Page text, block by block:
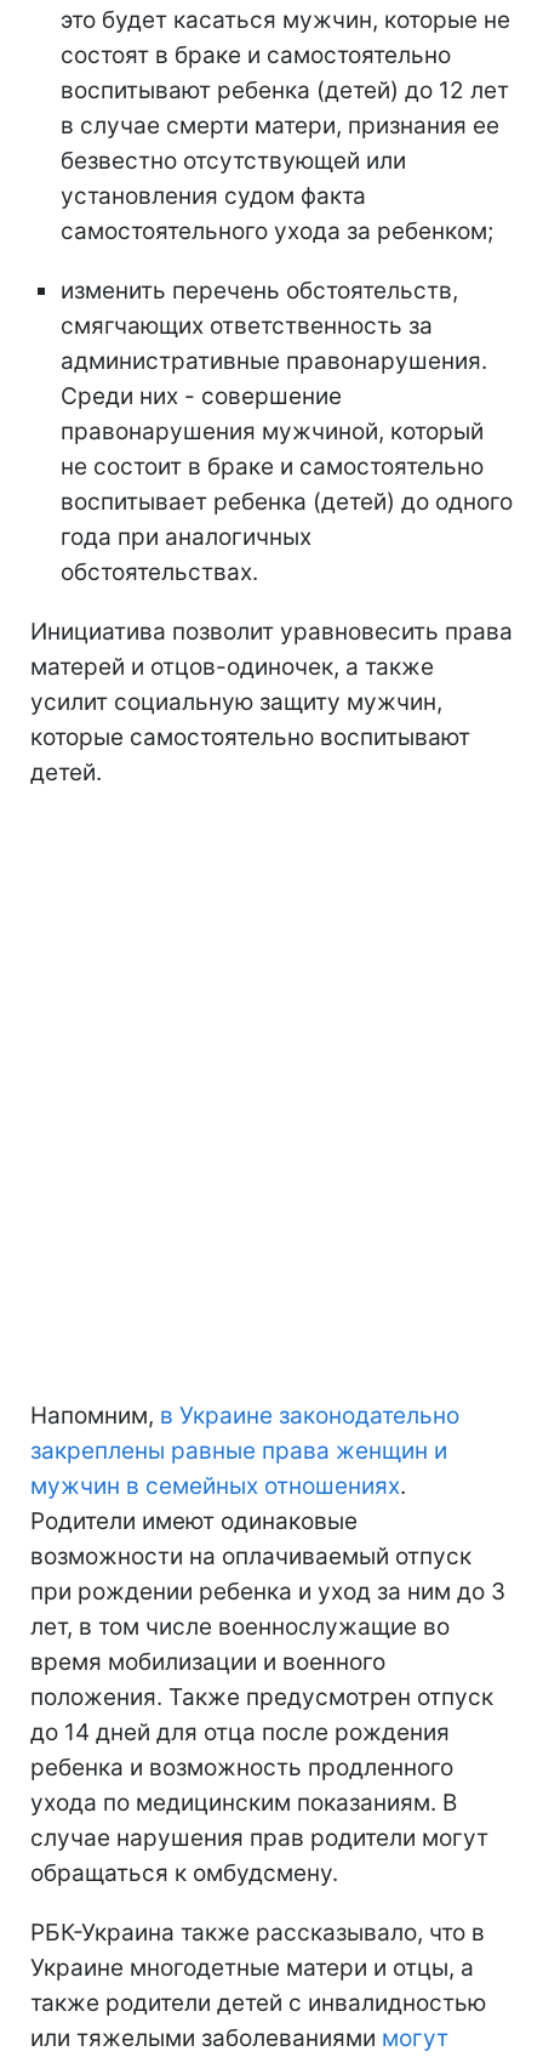
это будет касаться мужчин, которые не
состоят в браке и самостоятельно
воспитывают ребенка (детей) до 12 лет
в случае смерти матери, признания ее
безвестно отсутствующей или
установления судом факта
самостоятельного ухода за ребенком;
изменить перечень обстоятельств,
смягчающих ответственность за
административные правонарушения.
Среди них - совершение
правонарушения мужчиной, который
не состоит в браке и самостоятельно
воспитывает ребенка (детей) до одного
года при аналогичных
обстоятельствах.
Инициатива позволит уравновесить права
матерей и отцов-одиночек, а также
усилит социальную защиту мужчин,
которые самостоятельно воспитывают
детей.
Напомним, в Украине законодательно
закреплены равные права женщин и
мужчин в семейных отношениях.
Родители имеют одинаковые
возможности на оплачиваемый отпуск
при рождении ребенка и уход за ним до 3
лет, в том числе военнослужащие во
время мобилизации и военного
положения. Также предусмотрен отпуск
до 14 дней для отца после рождения
ребенка и возможность продленного
ухода по медицинским показаниям. В
случае нарушения прав родители могут
обращаться к омбудсмену.
РБК-Украина также рассказывало, что в
Украине многодетные матери и отцы, а
также родители детей с инвалидностью
или тяжелыми заболеваниями могут